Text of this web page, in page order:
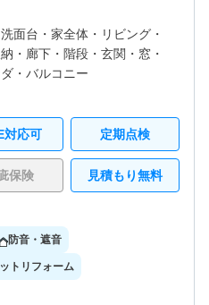
洗面台・ 家全体・ リビング・
・ 廊下・ 階段・ 玄関・ 窓・
・バルコニー
対応可 定期点検
保険 見積もり無料
防音・遮音
トリフォーム